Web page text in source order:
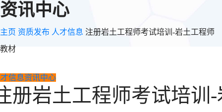
资讯中心
主页 资质发布 人才信息 注册岩土工程师考试培训-岩土工程师
教材
信息资讯中心
册岩土工程师考试培训